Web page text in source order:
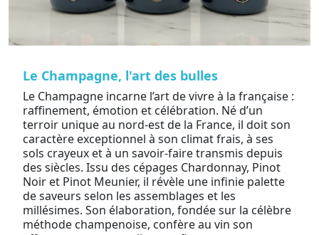
Le Champagne, l'art des bulles
Le Champagne incarne l’art de vivre à la française :
raffinement, émotion et célébration. Né d’un
terroir unique au nord-est de la France, il doit son
caractère exceptionnel à son climat frais, à ses
sols crayeux et à un savoir-faire transmis depuis
des siècles. Issu des cépages Chardonnay, Pinot
Noir et Pinot Meunier, il révèle une infinie palette
de saveurs selon les assemblages et les
millésimes. Son élaboration, fondée sur la célèbre
méthode champenoise, confère au vin son